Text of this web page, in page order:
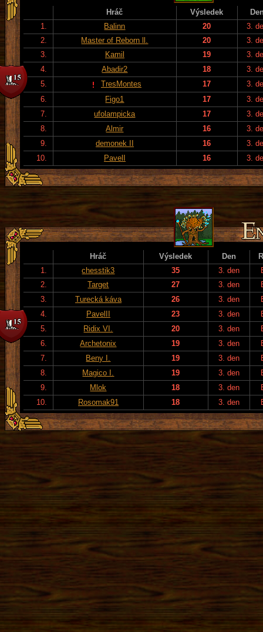
Hráč Výsledek
1.
Balinn 20
3.
2.
Master of Reborn ll. 20
3.
3.
Kamil 19
3.
4.
Abadir2 18
3.
5.
TresMontes 17
3.
6.
Figo1 17
3.
7.
ufolampicka 17
3.
8.
Almir 16
3.
9.
demonek II 16
3.
10.
PavelI 16 3.
Hráč Výsledek Den
1.
chesstik3 35 3. den
2.
Target 27 3. den
3.
Turecká káva 26 3. den
4.
PavelII 23 3. den
5.
Ridix VI. 20 3. den
6.
Archetonix 19 3. den
7.
Beny I. 19 3. den
8.
Magico I. 19 3. den
9.
Mlok 18 3. den
10.
Rosomak91 18 3. den